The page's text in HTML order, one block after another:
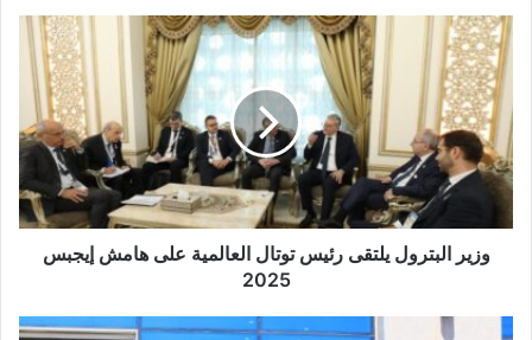
د
ك
إ
ل
ك
وزير البترول يلتقى رئيس توتال العالمية على هامش إيجبس
2025